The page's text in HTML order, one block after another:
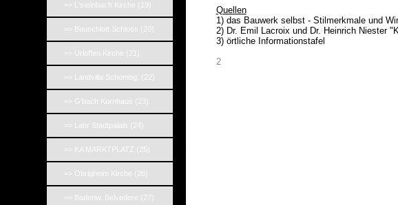
=> L'steinbach Kirche (19)
=> Bauschlott Schloss (20)
=> Urloffen Kirche (21)
=> Landvilla Schombg. (22)
=> G'bach Kornhaus (23)
=> Lahr Stadtpalais (24)
=> KA MARKTPLATZ (25)
=> Obrigheim Kirche (26)
=> Badenw. Belvedere (27)
Quellen
1) das Bauwerk selbst - Stilmerkmale und
2) Dr. Emil Lacroix und Dr. Heinrich Niester
3) örtliche Informationstafel
2